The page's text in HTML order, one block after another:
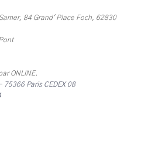
84 Grand' Place Foch, 62830
ONLINE.
75366 Paris CEDEX 08